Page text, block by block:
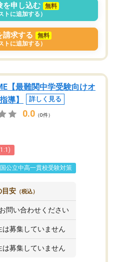
を申し込む
無料
トに追加する）
請求する
無料
トに追加する）
【最難関中学受験向けオ
導】
詳しく見る
0.0 （0件）
国公立中高一貫校受験対策
目安 （税込）
問い合わせください
は募集していません
は募集していません